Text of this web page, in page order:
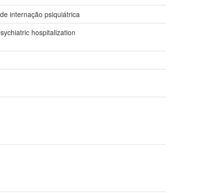
internação psiquiátrica
hospitalization